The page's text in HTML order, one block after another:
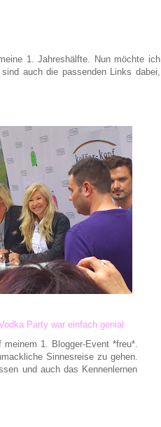
1. Jahreshälfte. Nun möchte ich
auch die passenden Links dabei,
Party war einfach genial
1. Blogger-Event *freu*.
Sinnesreise zu gehen.
und auch das Kennenlernen